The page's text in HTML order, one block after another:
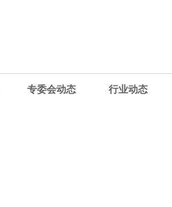
专委会动态 行业动态